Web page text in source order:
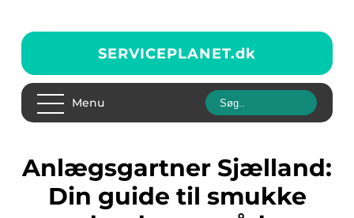
SERVICEPLANET.dk
Menu
Anlægsgartner Sjælland:
Din guide til smukke